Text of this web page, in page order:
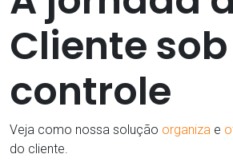
Cliente
controle
Veja como nossa solução organiza e
do cliente.